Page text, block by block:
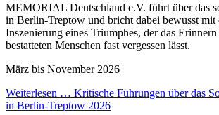
MEMORIAL Deutschland e.V. führt über das
in Berlin-Treptow und bricht dabei bewusst mit
Inszenierung eines Triumphes, der das
bestatteten Menschen fast vergessen lässt.
März bis November 2026
Weiterlesen … Kritische Führungen über das
in Berlin-Treptow 2026